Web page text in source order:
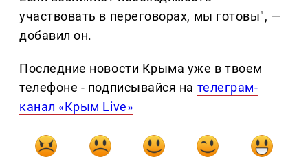
участвовать в переговорах, мы готовы", —
добавил он.
Последние новости Крыма уже в твоем
телефоне - подписывайся на телеграм-
канал «Крым Live»